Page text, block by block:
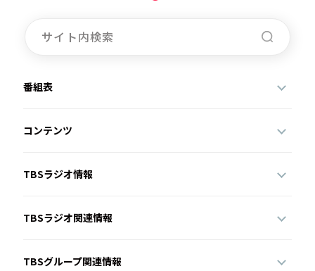
番組表
コンテンツ
TBSラジオ情報
TBSラジオ関連情報
TBSグループ関連情報